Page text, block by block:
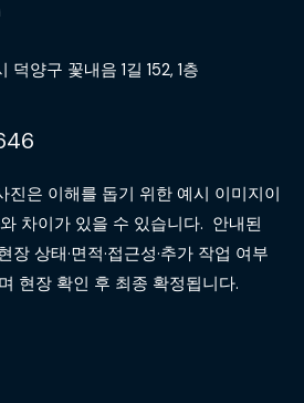
양구 꽃내음 1길 152, 1층
은 이해를 돕기 위한 예시 이미지이
차이가 있을 수 있습니다. 안내된
상태·면적·접근성·추가 작업 여부
현장 확인 후 최종 확정됩니다.